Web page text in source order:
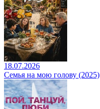
18.07.2026
Семья на мою голову (2025)